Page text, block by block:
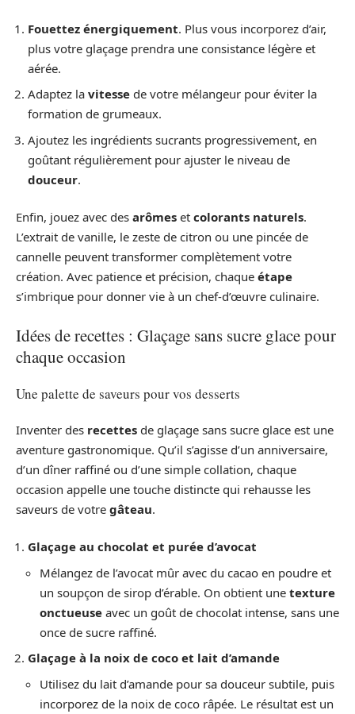
Fouettez énergiquement. Plus vous incorporez d’air,
plus votre glaçage prendra une consistance légère et
aérée.
Adaptez la vitesse de votre mélangeur pour éviter la
formation de grumeaux.
Ajoutez les ingrédients sucrants progressivement, en
goûtant régulièrement pour ajuster le niveau de
douceur.
Enfin, jouez avec des arômes et colorants naturels.
L’extrait de vanille, le zeste de citron ou une pincée de
cannelle peuvent transformer complètement votre
création. Avec patience et précision, chaque étape
s’imbrique pour donner vie à un chef-d’œuvre culinaire.
Idées de recettes : Glaçage sans sucre glace pour
chaque occasion
Une palette de saveurs pour vos desserts
Inventer des recettes de glaçage sans sucre glace est une
aventure gastronomique. Qu’il s’agisse d’un anniversaire,
d’un dîner raffiné ou d’une simple collation, chaque
occasion appelle une touche distincte qui rehausse les
saveurs de votre gâteau.
Glaçage au chocolat et purée d’avocat
Mélangez de l’avocat mûr avec du cacao en poudre et
un soupçon de sirop d’érable. On obtient une texture
onctueuse avec un goût de chocolat intense, sans une
once de sucre raffiné.
Glaçage à la noix de coco et lait d’amande
Utilisez du lait d’amande pour sa douceur subtile, puis
incorporez de la noix de coco râpée. Le résultat est un